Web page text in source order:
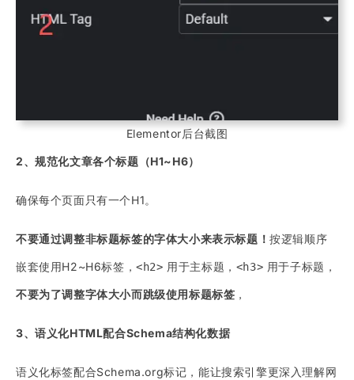
Elementor后台截图
2、规范化文章各个标题（H1~H6）
确保每个页面只有一个H1。
不要通过调整非标题标签的字体大小来表示标题！按逻辑顺序
嵌套使用H2~H6标签，<h2> 用于主标题， <h3> 用于子标题，
不要为了调整字体大小而跳级使用标题标签 ，
3、语义化HTML配合Schema结构化数据
语义化标签配合Schema.org标记，能让搜索引擎更深入理解网